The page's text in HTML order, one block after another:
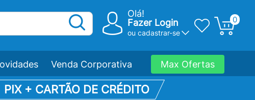
Olá!
Fazer Login
ou cadastrar-se
0
Venda Corporativa Max Ofertas
PIX + CARTÃO DE CRÉDITO